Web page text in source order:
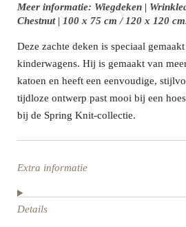
Meer informatie: Wiegdeken |
Chestnut | 100 x 75 cm / 120 x 120
Deze zachte deken is speciaal
kinderwagens. Hij is gemaakt van
katoen en heeft een eenvoudige,
tijdloze ontwerp past mooi bij een
bij de Spring Knit-collectie.
Extra informatie
Details